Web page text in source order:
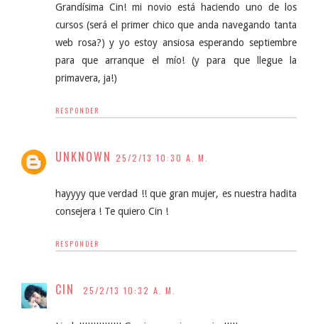
Grandísima Cin! mi novio está haciendo uno de los
cursos (será el primer chico que anda navegando tanta
web rosa?) y yo estoy ansiosa esperando septiembre
para que arranque el mío! (y para que llegue la
primavera, ja!)
RESPONDER
UNKNOWN 25/2/13 10:30 A. M.
hayyyy que verdad !! que gran mujer, es nuestra hadita
consejera ! Te quiero Cin !
RESPONDER
CIN 25/2/13 10:32 A. M.